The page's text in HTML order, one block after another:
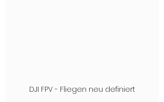
DJI FPV - Fliegen neu definiert